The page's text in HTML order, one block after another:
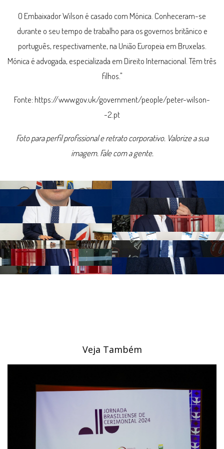
O Embaixador Wilson é casado com Mónica. Conheceram-se
durante o seu tempo de trabalho para os governos britânico e
português, respectivamente, na União Europeia em Bruxelas.
Mónica é advogada, especializada em Direito Internacional. Têm três
filhos."
Fonte: https://www.gov.uk/government/people/peter-wilson-
-2.pt
Foto para perfil profissional e retrato corporativo. Valorize a sua
imagem. Fale com a gente.
Veja Também